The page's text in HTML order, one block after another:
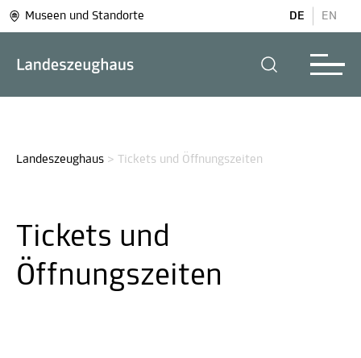
Museen und Standorte DE EN
Landeszeughaus > Tickets und Öffnungszeiten
Tickets und
Öffnungszeiten